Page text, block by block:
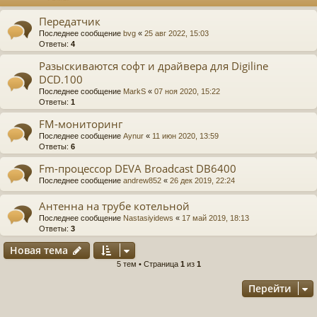
ие
"
Передатчик
Последнее сообщение bvg « 25 авг 2022, 15:03
Ответы: 4
Разыскиваются софт и драйвера для Digiline
DCD.100
Последнее сообщение MarkS « 07 ноя 2020, 15:22
Ответы: 1
FM-мониторинг
Последнее сообщение Aynur « 11 июн 2020, 13:59
Ответы: 6
Fm-процессор DEVA Broadcast DB6400
Последнее сообщение andrew852 « 26 дек 2019, 22:24
Антенна на трубе котельной
Последнее сообщение Nastasiyidews « 17 май 2019, 18:13
Ответы: 3
Новая тема
Новая тема
5 тем • Страница 1 из 1
Перейти